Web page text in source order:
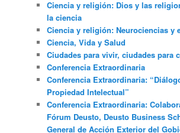
Ciencia y religión: Dios y las
la ciencia
Ciencia y religión: Neurociencias y
Ciencia, Vida y Salud
Ciudades para vivir, ciudades para
Conferencia Extraordinaria
Conferencia Extraordinaria:
Propiedad Intelectual”
Conferencia Extraordinaria:
Fórum Deusto, Deusto Business
General de Acción Exterior del